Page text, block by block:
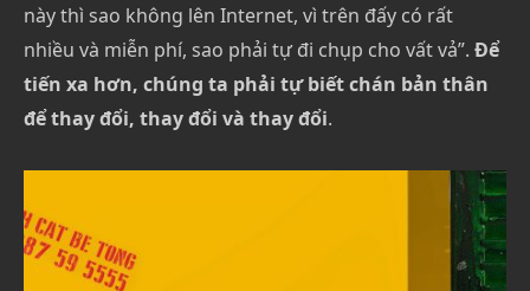
này thì sao không lên Internet, vì trên đấy có rất
nhiều và miễn phí, sao phải tự đi chụp cho vất vả”. Để
tiến xa hơn, chúng ta phải tự biết chán bản thân
để thay đổi, thay đổi và thay đổi.